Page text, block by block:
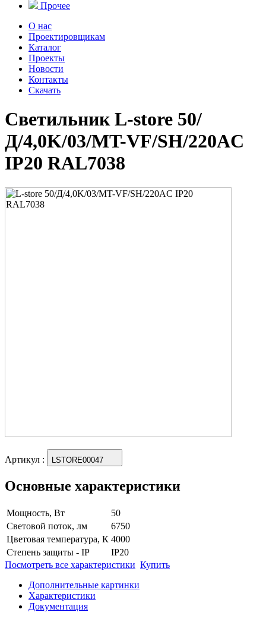
Прочее
О нас
Проектировщикам
Каталог
Проекты
Новости
Контакты
Скачать
Светильник L-store 50/
Д/4,0K/03/MT-VF/SH/220AC
IP20 RAL7038
Артикул : LSTORE00047
Основные характеристики
Мощность, Вт
50
Световой поток, лм
6750
Цветовая температура, К 4000
Степень защиты - IP
IP20
Посмотреть все характеристики Купить
Дополнительные картинки
Характеристики
Документация